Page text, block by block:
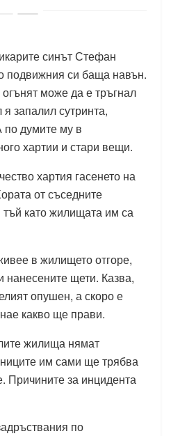
синът Стефан
подвижния си баща навън.
може да е тръгнал
запалил сутринта,
думите му в
хартии и стари вещи.
хартия гасенето на
от съседните
като жилищата им са
в жилището отгоре,
нанесените щети. Казва,
опушен, а скоро е
какво ще прави.
жилища нямат
им сами ще трябва
Причините за инцидента
по